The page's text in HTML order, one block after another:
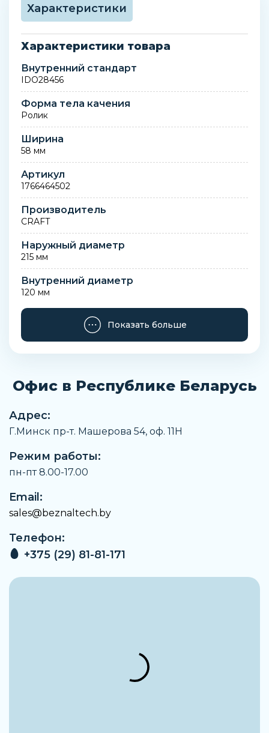
Характеристики
Характеристики товара
Внутренний стандарт
IDO28456
Форма тела качения
Ролик
Ширина
58 мм
Артикул
1766464502
Производитель
CRAFT
Наружный диаметр
215 мм
Внутренний диаметр
120 мм
Наименование
Роликоподшипник сферический
Показать больше
Офис в Республике Беларусь
Адрес:
Г.Минск пр-т. Машерова 54, оф. 11H
Режим работы:
пн-пт 8.00-17.00
Email:
sales@beznaltech.by
Телефон:
+375 (29) 81-81-171